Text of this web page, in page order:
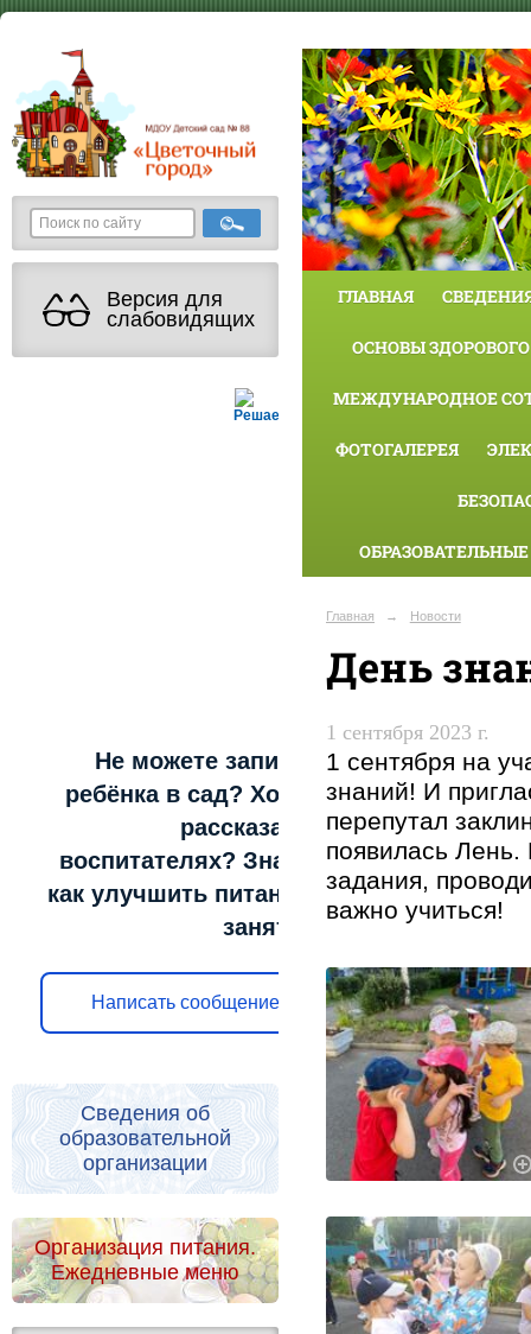
Версия для
слабовидящих
Решаем вместе
Не можете записать
ребёнка в сад? Хотите
рассказать о
воспитателях? Знаете,
как улучшить питание и
занятия?
Написать сообщение
Сведения об
образовательной
организации
Организация питания.
Ежедневные меню
ГЛАВНАЯ
ОСНОВЫ
МЕЖДУНАРОДНОЕ
ФОТОГАЛЕРЕЯ
Главная → Новости
День
1 сентября 2023 г.
1 сентября на
знаний! И
перепутал
появилась Лень.
задания,
важно учиться!